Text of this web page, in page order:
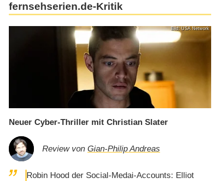
fernsehserien.de-Kritik
Bild: USA Network
Neuer Cyber-Thriller mit Christian Slater
Review von Gian-Philip Andreas
Robin Hood der Social-Medai-Accounts: Elliot